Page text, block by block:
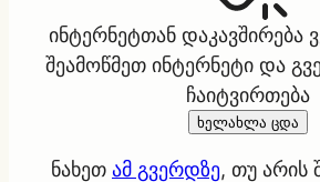
ინტერნეტთან დაკავშირება
შეამოწმეთ ინტერნეტი და
ჩაიტვირთება
ხელახლა ცდა
ნახეთ ამ გვერდზე, თუ არის